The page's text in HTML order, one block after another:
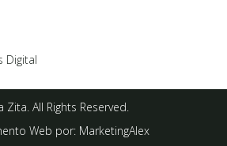
Digital
All Rights Reserved.
Web por: MarketingAlex